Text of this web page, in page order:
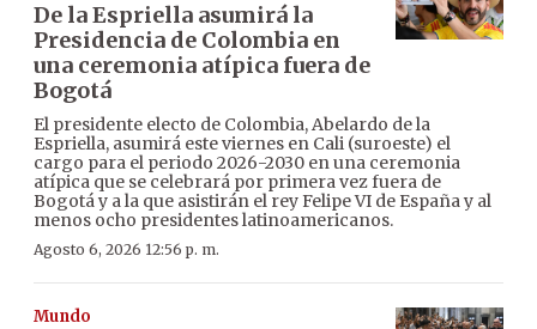
De la Espriella asumirá la
Presidencia de Colombia en
una ceremonia atípica fuera de
Bogotá
El presidente electo de Colombia, Abelardo de la
Espriella, asumirá este viernes en Cali (suroeste) el
cargo para el periodo 2026-2030 en una ceremonia
atípica que se celebrará por primera vez fuera de
Bogotá y a la que asistirán el rey Felipe VI de España y al
menos ocho presidentes latinoamericanos.
Agosto 6, 2026 12:56 p. m.
Mundo